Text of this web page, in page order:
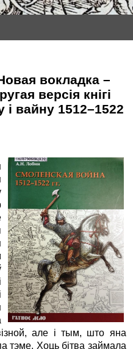
вокладка –
версія кнігі
вайну 1512–1522
але і тым, што яна
тэме. Хоць бітва займала